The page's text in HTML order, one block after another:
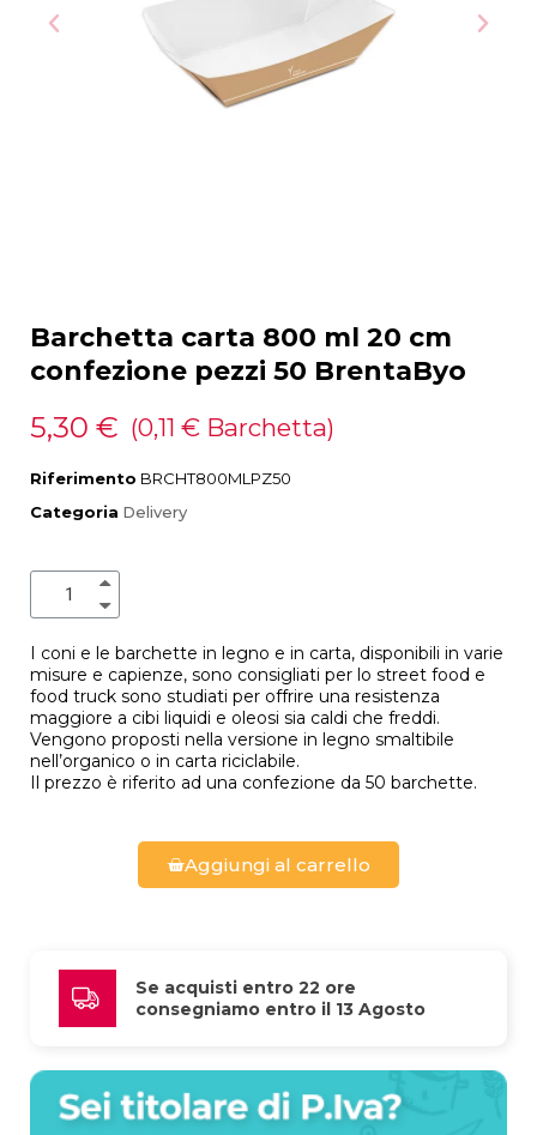
Barchetta carta 800 ml 20 cm
confezione pezzi 50 BrentaByo
5,30 € (0,11 € Barchetta)
Riferimento BRCHT800MLPZ50
Categoria Delivery
I coni e le barchette in legno e in carta, disponibili in varie
misure e capienze, sono consigliati per lo street food e
food truck sono studiati per offrire una resistenza
maggiore a cibi liquidi e oleosi sia caldi che freddi.
Vengono proposti nella versione in legno smaltibile
nell’organico o in carta riciclabile.
Il prezzo è riferito ad una confezione da 50 barchette.
Aggiungi al carrello
Se acquisti entro 22 ore
consegniamo entro il 13 Agosto